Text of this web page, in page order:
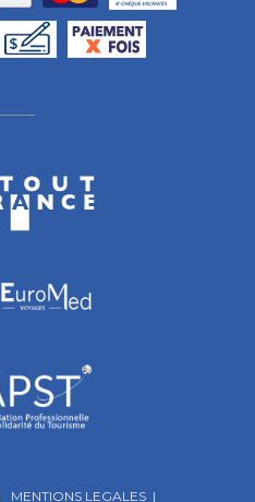
MENTIONS LEGALES |